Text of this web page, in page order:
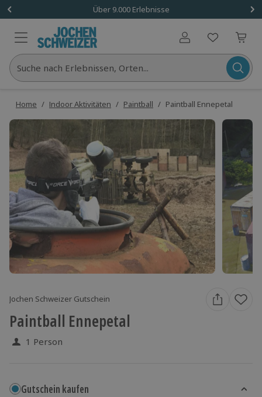
Über 9.000 Erlebnisse
Benutzerkonto
Suche nach Erlebnissen, Orten...
Home / Indoor Aktivitäten / Paintball / Paintball Ennepetal
Jochen Schweizer Gutschein
Paintball Ennepetal
1 Person
Gutschein kaufen